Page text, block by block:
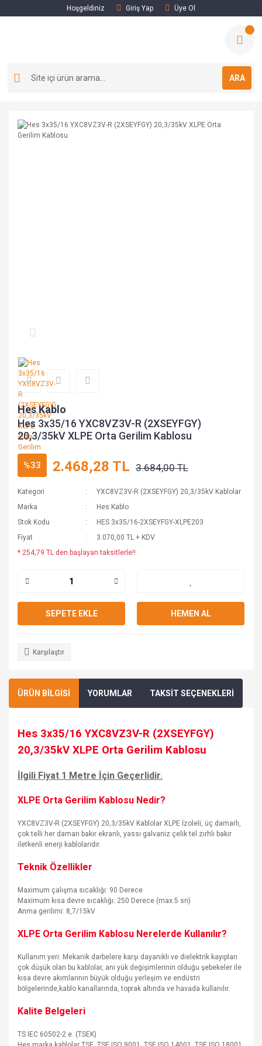
Hoşgeldiniz Giriş Yap Üye Ol
ARA
Hes Kablo
Hes 3x35/16 YXC8VZ3V-R (2XSEYFGY)
20,3/35kV XLPE Orta Gerilim Kablosu
%33 2.468,28 TL 3.684,00 TL
Kategori
YXC8VZ3V-R (2XSEYFGY) 20,3/35kV Kablolar
Marka
Hes Kablo
Stok Kodu
HES 3x35/16-2XSEYFGY-XLPE203
Fiyat
3.070,00 TL + KDV
* 254,79 TL den başlayan taksitlerle!!
SEPETE EKLE HEMEN AL
Karşılaştır
ÜRÜN BİLGİSİ YORUMLAR TAKSİT SEÇENEKLERİ
Hes 3x35/16 YXC8VZ3V-R (2XSEYFGY)
20,3/35kV XLPE Orta Gerilim Kablosu
İlgili Fiyat 1 Metre İçin Geçerlidir.
XLPE Orta Gerilim Kablosu Nedir?
YXC8VZ3V-R (2XSEYFGY) 20,3/35kV Kablolar XLPE İzoleli, üç damarlı,
çok telli her damarı bakır ekranlı, yassı galvaniz çelik tel zırhlı bakır
iletkenli enerji kablolarıdır.
Teknik Özellikler
Maximum çalışma sıcaklığı: 90 Derece
Maximum kısa devre sıcaklığı: 250 Derece (max.5 sn)
Anma gerilimi: 8,7/15kV
XLPE Orta Gerilim Kablosu Nerelerde Kullanılır?
Kullanım yeri: Mekanik darbelere karşı dayanıklı ve dielektrik kayıpları
çok düşük olan bu kablolar, ani yük değişimlerinin olduğu şebekeler ile
kısa devre akımlarının büyük olduğu yerleşim ve endüstri
bölgelerinde,kablo kanallarında, toprak altında ve havada kullanılır.
Kalite Belgeleri
TS IEC 60502-2 e. (TSEK)